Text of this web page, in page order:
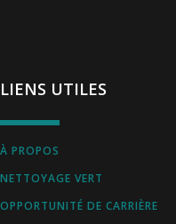
LIENS UTILES
À PROPOS
NETTOYAGE VERT
OPPORTUNITÉ DE CARRIÈRE